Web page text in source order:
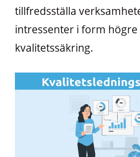
tillfredsställa
intressenter i form högre
kvalitetssäkring.